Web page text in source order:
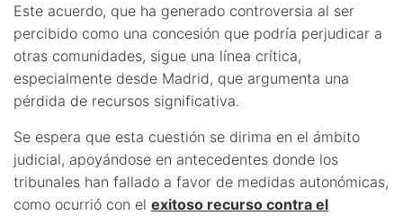
Este acuerdo, que ha generado controversia al ser
percibido como una concesión que podría perjudicar a
otras comunidades, sigue una línea crítica,
especialmente desde Madrid, que argumenta una
pérdida de recursos significativa.
Se espera que esta cuestión se dirima en el ámbito
judicial, apoyándose en antecedentes donde los
tribunales han fallado a favor de medidas autonómicas,
como ocurrió con el exitoso recurso contra el